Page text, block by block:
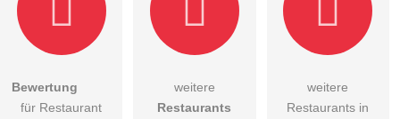
Hiermit akzeptiere ich dieAGB
Bewertung
für Restaurant
weitere
Restaurants
weitere
Restaurants in